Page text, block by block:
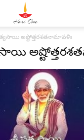
అష్టోత్తరశతనామావళిః